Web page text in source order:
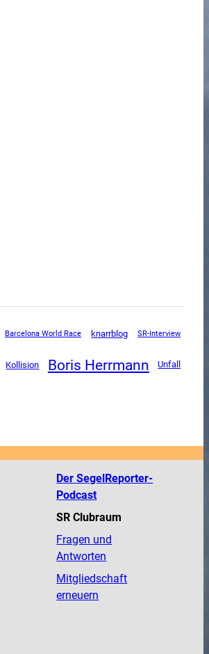
Barcelona World Race knarrblog SR-Interview
Kollision Boris Herrmann Unfall
Der SegelReporter-
Podcast
SR Clubraum
Fragen und
Antworten
Mitgliedschaft
erneuern